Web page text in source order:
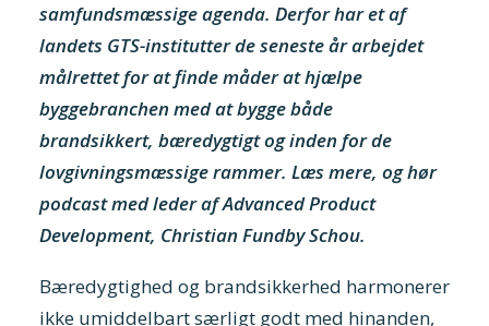
samfundsmæssige agenda. Derfor har et af
landets GTS-institutter de seneste år arbejdet
målrettet for at finde måder at hjælpe
byggebranchen med at bygge både
brandsikkert, bæredygtigt og inden for de
lovgivningsmæssige rammer. Læs mere, og hør
podcast med leder af Advanced Product
Development, Christian Fundby Schou.
Bæredygtighed og brandsikkerhed harmonerer
ikke umiddelbart særligt godt med hinanden,